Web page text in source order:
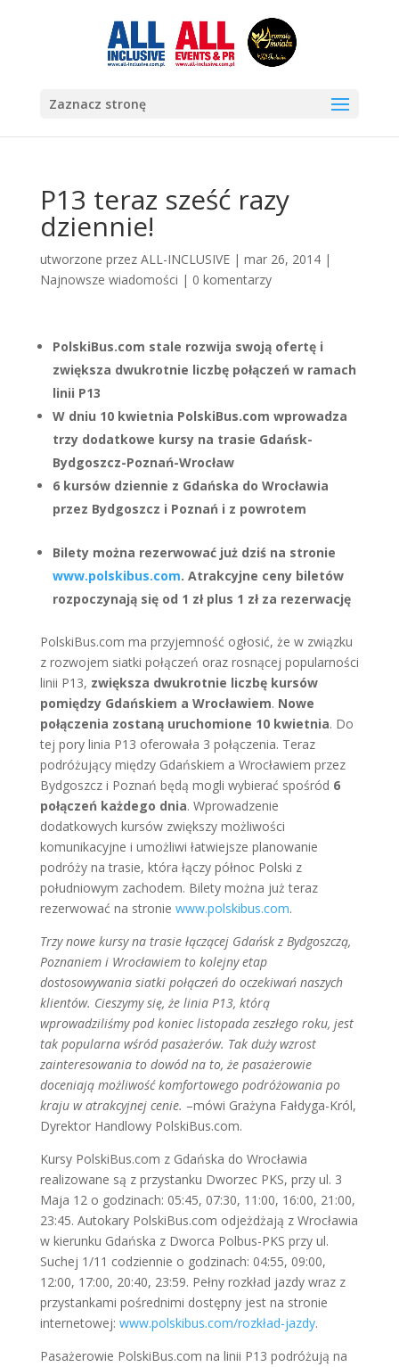
Zaznacz stronę
P13 teraz sześć razy
dziennie!
utworzone przez ALL-INCLUSIVE| mar 26, 2014|
Najnowsze wiadomości | 0 komentarzy
PolskiBus.com stale rozwija swoją ofertę i
zwiększa dwukrotnie liczbę połączeń w ramach
linii P13
W dniu 10 kwietnia PolskiBus.com wprowadza
trzy dodatkowe kursy na trasie Gdańsk-
Bydgoszcz-Poznań-Wrocław
6 kursów dziennie z Gdańska do Wrocławia
przez Bydgoszcz i Poznań i z powrotem
Bilety można rezerwować już dziś na stronie
www.polskibus.com. Atrakcyjne ceny biletów
rozpoczynają się od 1 zł plus 1 zł za rezerwację
PolskiBus.com ma przyjemność ogłosić, że w związku
z rozwojem siatki połączeń oraz rosnącej popularności
linii P13, zwiększa dwukrotnie liczbę kursów
pomiędzy Gdańskiem a Wrocławiem. Nowe
połączenia zostaną uruchomione 10 kwietnia. Do
tej pory linia P13 oferowała 3 połączenia. Teraz
podróżujący między Gdańskiem a Wrocławiem przez
Bydgoszcz i Poznań będą mogli wybierać spośród 6
połączeń każdego dnia. Wprowadzenie
dodatkowych kursów zwiększy możliwości
komunikacyjne i umożliwi łatwiejsze planowanie
podróży na trasie, która łączy północ Polski z
południowym zachodem. Bilety można już teraz
rezerwować na stronie www.polskibus.com.
Trzy nowe kursy na trasie łączącej Gdańsk z Bydgoszczą,
Poznaniem i Wrocławiem to kolejny etap
dostosowywania siatki połączeń do oczekiwań naszych
klientów. Cieszymy się, że linia P13, którą
wprowadziliśmy pod koniec listopada zeszłego roku, jest
tak popularna wśród pasażerów. Tak duży wzrost
zainteresowania to dowód na to, że pasażerowie
doceniają możliwość komfortowego podróżowania po
kraju w atrakcyjnej cenie. –mówi Grażyna Fałdyga-Król,
Dyrektor Handlowy PolskiBus.com.
Kursy PolskiBus.com z Gdańska do Wrocławia
realizowane są z przystanku Dworzec PKS, przy ul. 3
Maja 12 o godzinach: 05:45, 07:30, 11:00, 16:00, 21:00,
23:45. Autokary PolskiBus.com odjeżdżają z Wrocławia
w kierunku Gdańska z Dworca Polbus-PKS przy ul.
Suchej 1/11 codziennie o godzinach: 04:55, 09:00,
12:00, 17:00, 20:40, 23:59. Pełny rozkład jazdy wraz z
przystankami pośrednimi dostępny jest na stronie
internetowej: www.polskibus.com/rozkład-jazdy.
Pasażerowie PolskiBus.com na linii P13 podróżują na